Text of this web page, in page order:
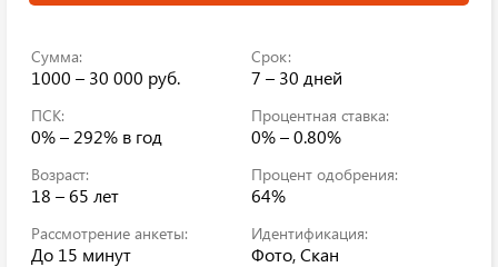
Сумма:
1000 – 30 000 руб.
Срок:
7 – 30 дней
ПСК:
0% – 292% в год
Процентная ставка:
0% – 0.80%
Возраст:
18 – 65 лет
Процент одобрения:
64%
Рассмотрение анкеты:
До 15 минут
Идентификация:
Фото, Скан